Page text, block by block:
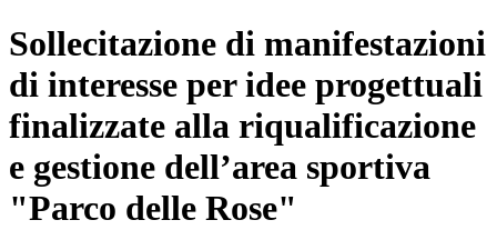
Sollecitazione di manifestazioni
di interesse per idee progettuali
finalizzate alla riqualificazione
e gestione dell’area sportiva
"Parco delle Rose"